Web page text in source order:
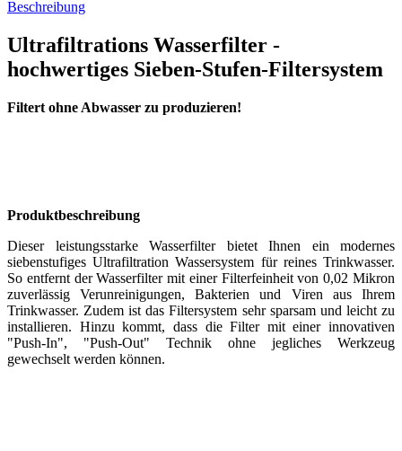
Beschreibung
Ultrafiltrations Wasserfilter -
hochwertiges Sieben-Stufen-Filtersystem
Filtert ohne Abwasser zu produzieren!
Produktbeschreibung
Dieser leistungsstarke Wasserfilter bietet Ihnen ein modernes
siebenstufiges Ultrafiltration Wassersystem für reines Trinkwasser.
So entfernt der Wasserfilter mit einer Filterfeinheit von 0,02 Mikron
zuverlässig Verunreinigungen, Bakterien und Viren aus Ihrem
Trinkwasser. Zudem ist das Filtersystem sehr sparsam und leicht zu
installieren. Hinzu kommt, dass die Filter mit einer innovativen
"Push-In", "Push-Out" Technik ohne jegliches Werkzeug
gewechselt werden können.